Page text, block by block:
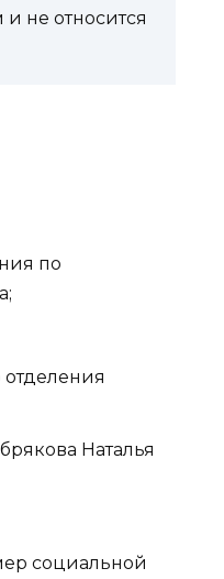
не относится
по
отделения
Наталья
социальной